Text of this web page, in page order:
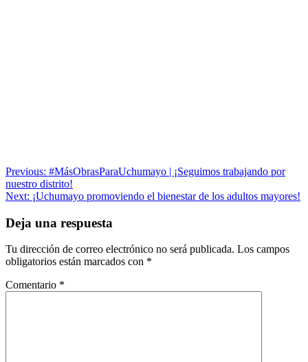
Navegación
de
Previous: #MásObrasParaUchumayo | ¡Seguimos trabajando por
nuestro distrito!
Next: ¡Uchumayo promoviendo el bienestar de los adultos mayores!
Deja una respuesta
Tu dirección de correo electrónico no será publicada. Los campos
obligatorios están marcados con *
Comentario *